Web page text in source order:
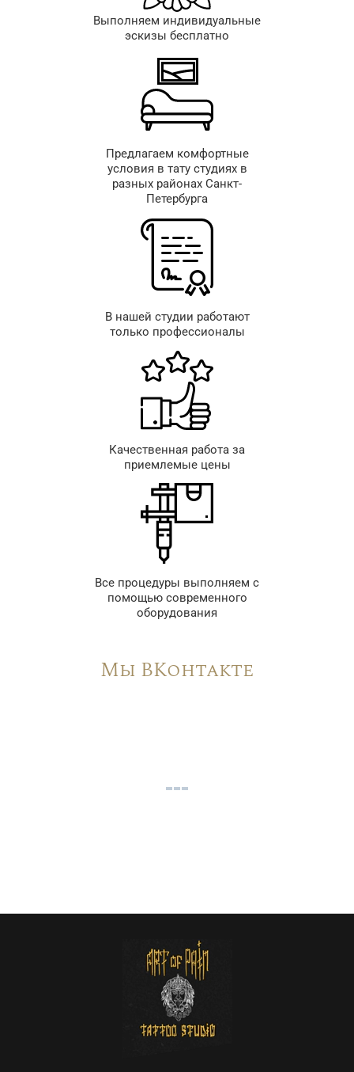
Выполняем индивидуальные
эскизы бесплатно
Предлагаем комфортные
условия в тату студиях в
разных районах Санкт-
Петербурга
В нашей студии работают
только профессионалы
Качественная работа за
приемлемые цены
Все процедуры выполняем с
помощью современного
оборудования
Мы ВКонтакте